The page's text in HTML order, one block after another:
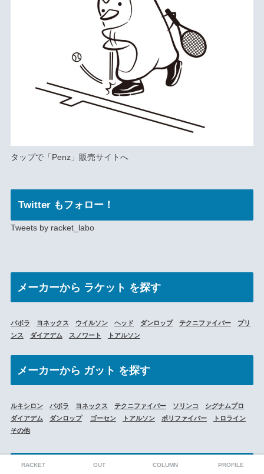
タップで「Penz」 販売サイトへ
Twitter もフォロー！
Tweets by racket_labo
メーカーから ラケット を探す
バボラ ヨネックス ウイルソン ヘッド ダンロップ テクニファイバー
プリ
ンス
ダイアデム スノワート トアルソン
メーカーから ガット を探す
ルキシロン バボラ ヨネックス テクニファイバー ソリンコ
シグナムプロ
ダイアデム
ダンロップ ゴーセン トアルソン ポリファイバー
トロライン
その他
道具を選ぶ（基礎知識）
RACKET GUT COLUMN PROFILE